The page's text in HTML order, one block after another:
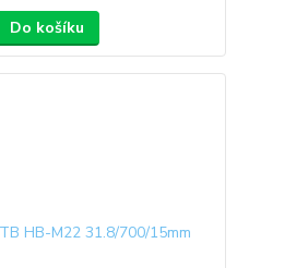
Do košíku